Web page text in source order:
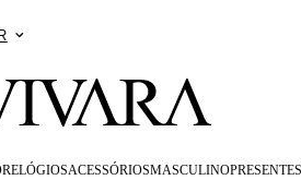
compra com o cupom
RELÓGIOSACESSÓRIOSMASCULINOPRESENTES